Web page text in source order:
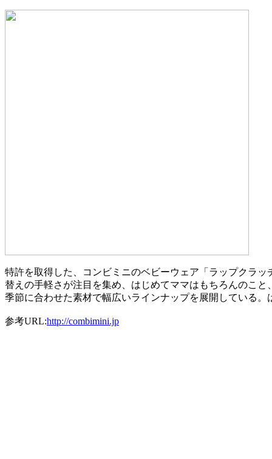
特許を取得した、コンビミニのベビーウェア「ラップクラ
替えの手軽さが注目を集め、はじめてママはもちろんのこ
季節に合わせた素材で幅広いラインナップを展開している
参考URL:http://combimini.jp